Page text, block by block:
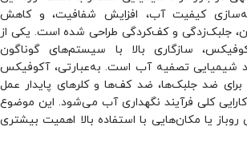
کیفیت آب، افزایش شفافیت، و کاهش
جلبک‌زدگی و کف‌کردگی طراحی شده است. یکی از
سازگاری بالا با سیستم‌های گوناگون
شیمیایی تصفیه آب است. به‌عبارتی، آکوفیکس
برای ضد جلبک‌ها، ضد کف‌ها و کلرهای پایدار عمل
کلی فرآیند نگهداری آب می‌شود. این موضوع
یا مکان‌هایی با استفاده بالا اهمیت بیشتری